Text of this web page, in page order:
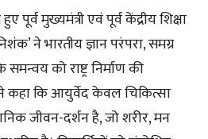
पूर्व मुख्यमंत्री एवं पूर्व केंद्रीय शिक्षा
ने भारतीय ज्ञान परंपरा, समग्र
को राष्ट्र निर्माण की
कहा कि आयुर्वेद केवल चिकित्सा
जीवन-दर्शन है, जो शरीर, मन